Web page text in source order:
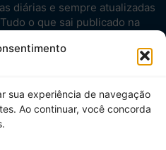
sua experiência de navegação
Ao continuar, você concorda
diárias e sempre atualizadas
o que sai publicado na
não-oficial.
NOS